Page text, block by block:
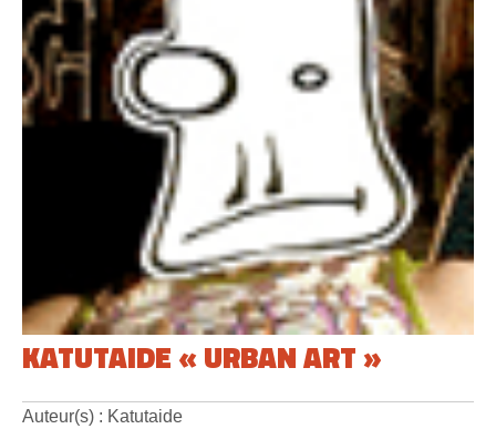
KATUTAIDE « URBAN ART »
Auteur(s) : Katutaide